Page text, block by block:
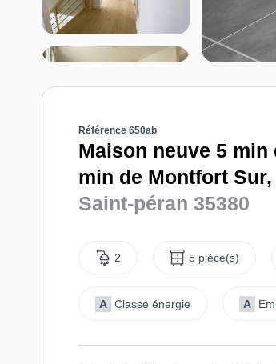
Référence 650ab
Maison neuve 5 min
min de Montfort Sur,
Saint-péran 35380
2 5 pièce(s)
A Classe énergie A